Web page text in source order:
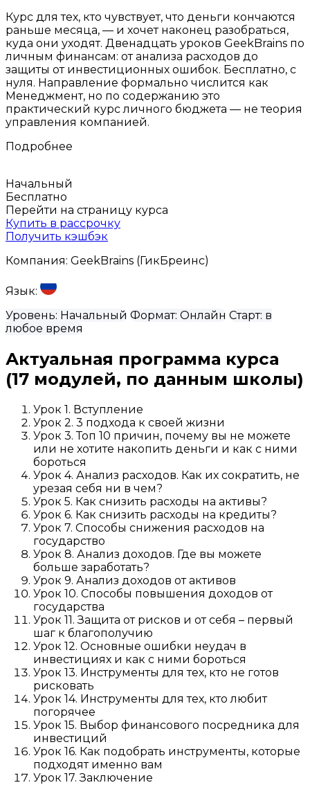
Курс для тех, кто чувствует, что деньги кончаются
раньше месяца, — и хочет наконец разобраться,
куда они уходят. Двенадцать уроков GeekBrains по
личным финансам: от анализа расходов до
защиты от инвестиционных ошибок. Бесплатно, с
нуля. Направление формально числится как
Менеджмент, но по содержанию это
практический курс личного бюджета — не теория
управления компанией.
Подробнее
Начальный
Бесплатно
Перейти на страницу курса
Купить в рассрочку
Получить кэшбэк
Компания: GeekBrains (ГикБреинс)
Язык:
Уровень: Начальный Формат: Онлайн Старт: в
любое время
Актуальная программа курса
(17 модулей, по данным школы)
Урок 1. Вступление
Урок 2. 3 подхода к своей жизни
Урок 3. Топ 10 причин, почему вы не можете
или не хотите накопить деньги и как с ними
бороться
Урок 4. Анализ расходов. Как их сократить, не
урезая себя ни в чем?
Урок 5. Как снизить расходы на активы?
Урок 6. Как снизить расходы на кредиты?
Урок 7. Способы снижения расходов на
государство
Урок 8. Анализ доходов. Где вы можете
больше заработать?
Урок 9. Анализ доходов от активов
Урок 10. Способы повышения доходов от
государства
Урок 11. Защита от рисков и от себя – первый
шаг к благополучию
Урок 12. Основные ошибки неудач в
инвестициях и как с ними бороться
Урок 13. Инструменты для тех, кто не готов
рисковать
Урок 14. Инструменты для тех, кто любит
погорячее
Урок 15. Выбор финансового посредника для
инвестиций
Урок 16. Как подобрать инструменты, которые
подходят именно вам
Урок 17. Заключение